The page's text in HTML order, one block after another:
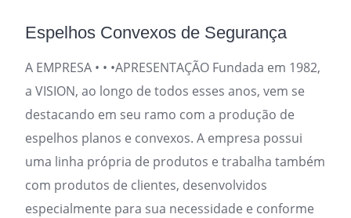
Espelhos Convexos de Segurança
A EMPRESA • • •APRESENTAÇÃO Fundada em 1982,
a VISION, ao longo de todos esses anos, vem se
destacando em seu ramo com a produção de
espelhos planos e convexos. A empresa possui
uma linha própria de produtos e trabalha também
com produtos de clientes, desenvolvidos
especialmente para sua necessidade e conforme